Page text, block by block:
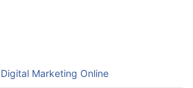
Marketing Online